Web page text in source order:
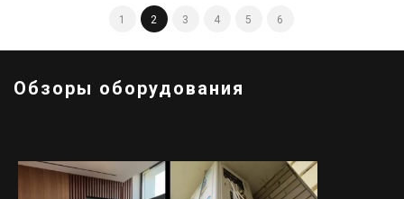
1 2 3 4 5 6
Обзоры оборудования